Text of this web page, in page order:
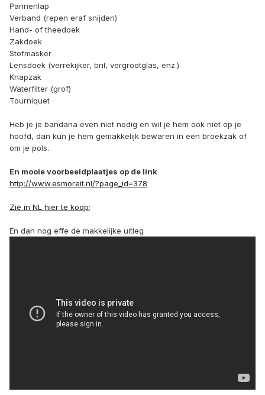
Pannenlap
Verband (repen eraf snijden)
Hand- of theedoek
Zakdoek
Stofmasker
Lensdoek (verrekijker, bril, vergrootglas, enz.)
Knapzak
Waterfilter (grof)
Tourniquet
Heb je je bandana even niet nodig en wil je hem ook niet op je
hoofd, dan kun je hem gemakkelijk bewaren in een broekzak of
om je pols.
En mooie voorbeeldplaatjes op de link
http://www.esmoreit.nl/?page_id=378
Zie in NL hier te koop;
En dan nog effe de makkelijke uitleg